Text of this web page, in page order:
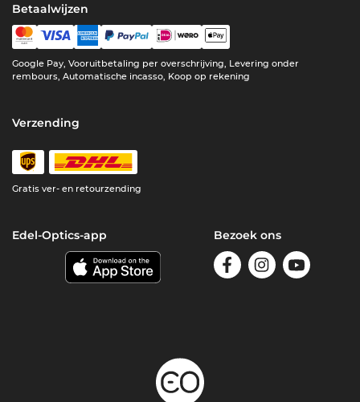
Betaalwijzen
Google Pay, Vooruitbetaling per overschrijving, Levering onder
rembours, Automatische incasso, Koop op rekening
Verzending
Gratis ver- en retourzending
Edel-Optics-app Bezoek ons